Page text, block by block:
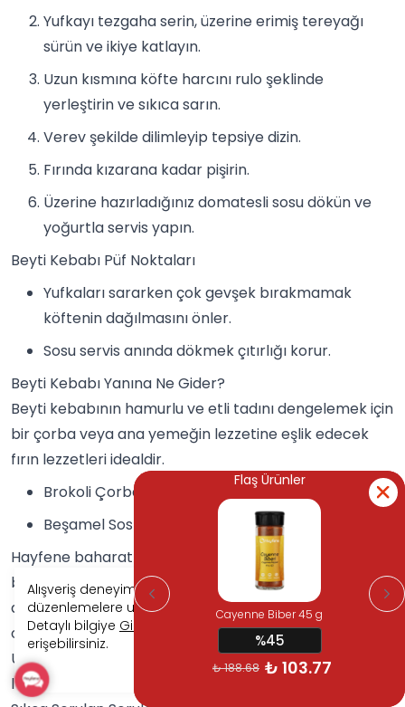
Alışveriş deneyiminizi iyileştirmek için yasal
düzenlemelere uygun çerezler (cookies) kullanıyoruz.
Detaylı bilgiye Gizlilik ve Çerez Politikasısayfamızdan
erişebilirsiniz.
Reddet Kabul Et
Yufkayı tezgaha serin, üzerine erimiş tereyağı
sürün ve ikiye katlayın.
Uzun kısmına köfte harcını rulo şeklinde
yerleştirin ve sıkıca sarın.
Verev şekilde dilimleyip tepsiye dizin.
Fırında kızarana kadar pişirin.
Üzerine hazırladığınız domatesli sosu dökün ve
yoğurtla servis yapın.
Beyti Kebabı Püf Noktaları
Yufkaları sararken çok gevşek bırakmamak
köftenin dağılmasını önler.
Sosu servis anında dökmek çıtırlığı korur.
Beyti Kebabı Yanına Ne Gider?
Beyti kebabının hamurlu ve etli tadını dengelemek için
bir çorba veya ana yemeğin lezzetine eşlik edecek
fırın lezzetleri idealdir.
Brokoli Çorbası
Beşamel Soslu Patates
Hayfene baharatlarının doğal dokunuşlarıyla sıradan
bir akşam yemeğini unutulmaz bir sofraya
dönüştürmek sizin elinizde. İster sebze, ister et ağırlıklı
olsun; önemli olan doğru malzemeyi katmaktır.
Umarız bu tarifler "bugün ne yesek" sorularınıza
lezzetli yanıtlar olur.
Flaş Ürünler
Cayenne Biber 45 g
%45
₺ 188.68 ₺ 103.77
Flaş Ürünler
Cayenne Biber 45 g
%45
₺ 188.68 ₺ 103.77